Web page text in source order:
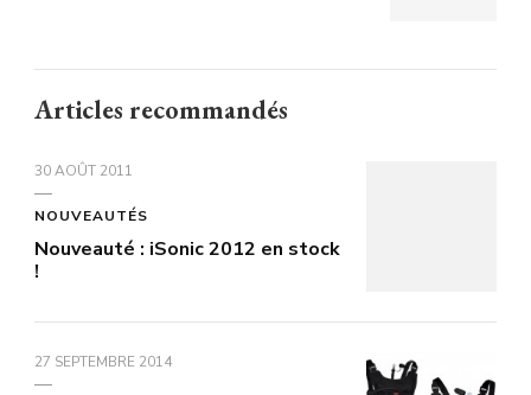
Articles recommandés
30 AOÛT 2011
NOUVEAUTÉS
Nouveauté : iSonic 2012 en stock
!
27 SEPTEMBRE 2014